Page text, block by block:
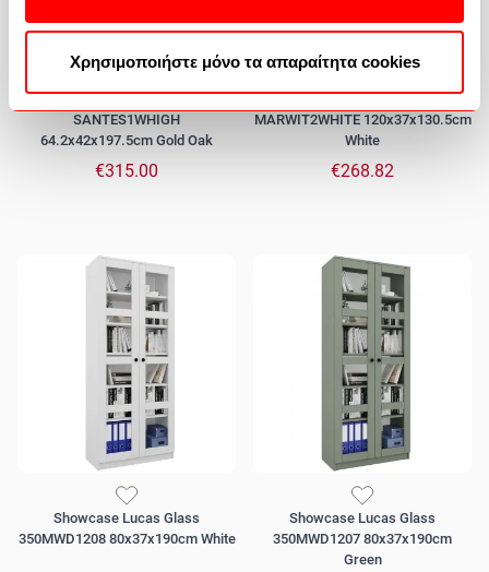
Χρησιμοποιήστε μόνο τα απαραίτητα cookies
Showcase Santes TO-
SANTES1WHIGH
64.2x42x197.5cm Gold Oak
€315.00
Showcase Marocco TO-
MARWIT2WHITE 120x37x130.5cm
White
€268.82
Showcase Lucas Glass
350MWD1208 80x37x190cm White
Showcase Lucas Glass
350MWD1207 80x37x190cm
Green